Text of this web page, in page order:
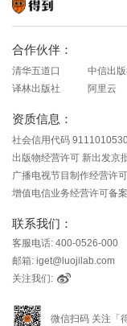
合作伙伴：
清华五道口 中信出
译林出版社
阿里云
资质信息：
社会信用代码
出版物经营许可 新出发京
广播电视节目制作经营许
增值电信业务经营许可备
联系我们：
客服电话: 400-0526-000
邮箱: iget@luojilab.com
关注我们:
微信扫码 关注「